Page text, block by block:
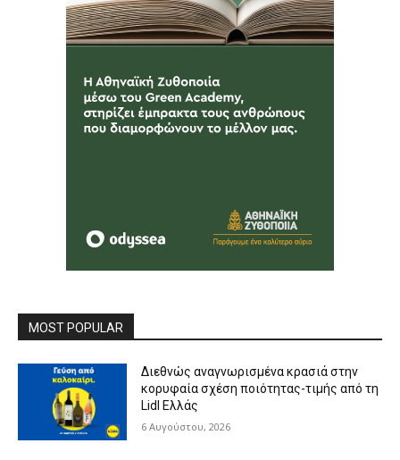
MOST POPULAR
Διεθνώς αναγνωρισμένα κρασιά στην
κορυφαία σχέση ποιότητας-τιμής από τη
Lidl Ελλάς
6 Αυγούστου, 2026